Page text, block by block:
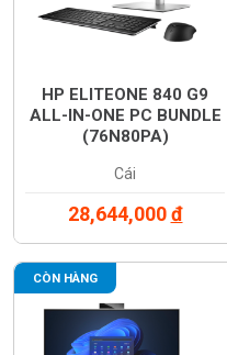
HP ELITEONE 840 G9
ALL-IN-ONE PC BUNDLE
(76N80PA)
Cái
28,644,000đ
CÒN HÀNG